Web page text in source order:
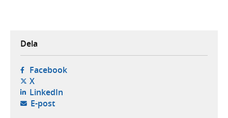
Dela
Facebook- öppnas i ny flik, extern webbplats,
X- öppnas i ny flik, extern webbplats,
LinkedIn- öppnas i ny flik, extern webbplats,
E-post- öppnar din e-postklient,